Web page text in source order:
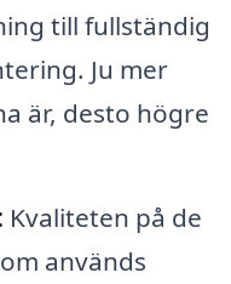
till fullständig
Ju mer
är, desto högre
Kvaliteten på de
används